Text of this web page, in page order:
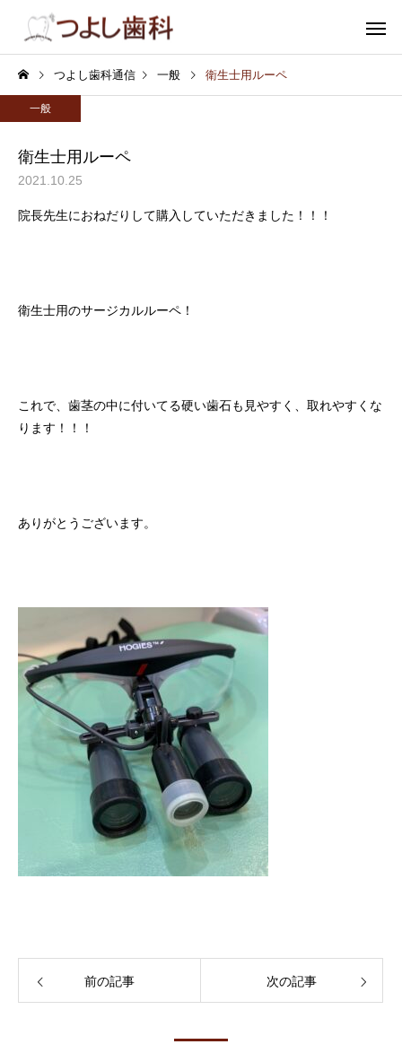
むし歯
審美歯科
つよし歯科通信 一般 衛生士用ルーペ
一般
衛生士用ルーペ
2021.10.25
院長先生におねだりして購入していただきました！！！
衛生士用のサージカルルーペ！
これで、歯茎の中に付いてる硬い歯石も見やすく、取れやすくな
ります！！！
ありがとうございます。
前の記事 次の記事